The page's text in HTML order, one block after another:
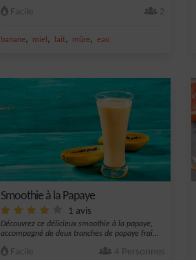
Facile 2
banane, miel , lait, mûre, eau
Smoothie à la Papaye
1 avis
Découvrez ce délicieux smoothie à la papaye,
accompagné de deux tranches de papaye fraî...
Facile 4 Personnes